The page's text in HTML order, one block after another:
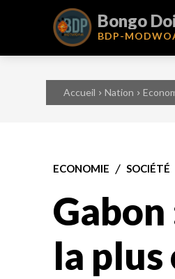
Bongo
BDP-
Accueil Nation
ECONOMIE SOCIÉTÉ
la plus